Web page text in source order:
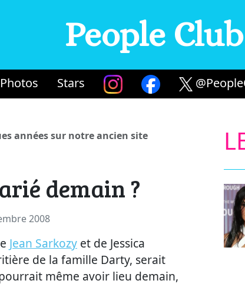
People Club
Photos Stars
années sur notre ancien site
demain ?
2008
Jean Sarkozy et de Jessica
de la famille Darty, serait
même avoir lieu demain,